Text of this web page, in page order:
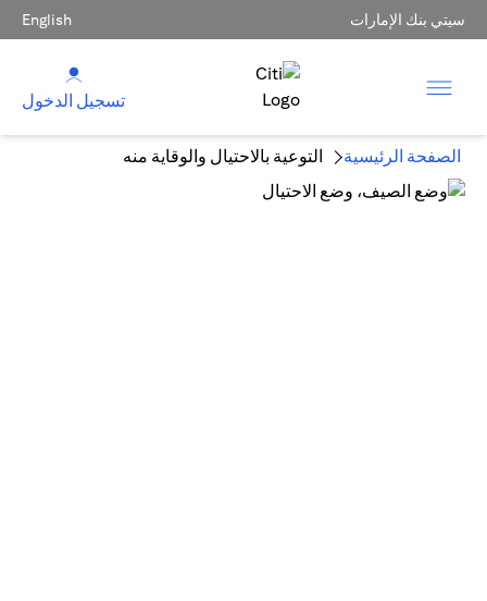
سيتي بنك الإمارات English
تسجيل الدخول
الصفحة الرئيسية التوعية بالاحتيال والوقاية منه